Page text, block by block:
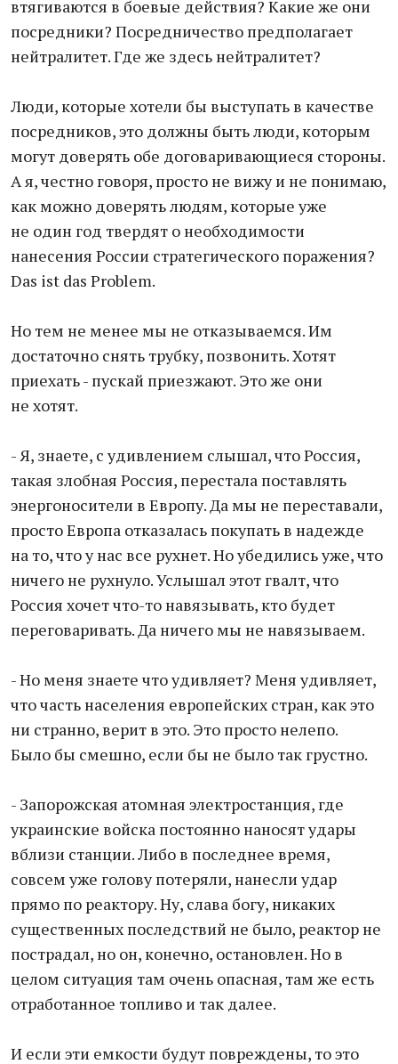
втягиваются в боевые действия? Какие же они
посредники? Посредничество предполагает
нейтралитет. Где же здесь нейтралитет?
Люди, которые хотели бы выступать в качестве
посредников, это должны быть люди, которым
могут доверять обе договаривающиеся стороны.
А я, честно говоря, просто не вижу и не понимаю,
как можно доверять людям, которые уже
не один год твердят о необходимости
нанесения России стратегического поражения?
Das ist das Problem.
Но тем не менее мы не отказываемся. Им
достаточно снять трубку, позвонить. Хотят
приехать - пускай приезжают. Это же они
не хотят.
- Я, знаете, с удивлением слышал, что Россия,
такая злобная Россия, перестала поставлять
энергоносители в Европу. Да мы не переставали,
просто Европа отказалась покупать в надежде
на то, что у нас все рухнет. Но убедились уже, что
ничего не рухнуло. Услышал этот гвалт, что
Россия хочет что-то навязывать, кто будет
переговаривать. Да ничего мы не навязываем.
- Но меня знаете что удивляет? Меня удивляет,
что часть населения европейских стран, как это
ни странно, верит в это. Это просто нелепо.
Было бы смешно, если бы не было так грустно.
- Запорожская атомная электростанция, где
украинские войска постоянно наносят удары
вблизи станции. Либо в последнее время,
совсем уже голову потеряли, нанесли удар
прямо по реактору. Ну, слава богу, никаких
существенных последствий не было, реактор не
пострадал, но он, конечно, остановлен. Но в
целом ситуация там очень опасная, там же есть
отработанное топливо и так далее.
И если эти емкости будут повреждены, то это